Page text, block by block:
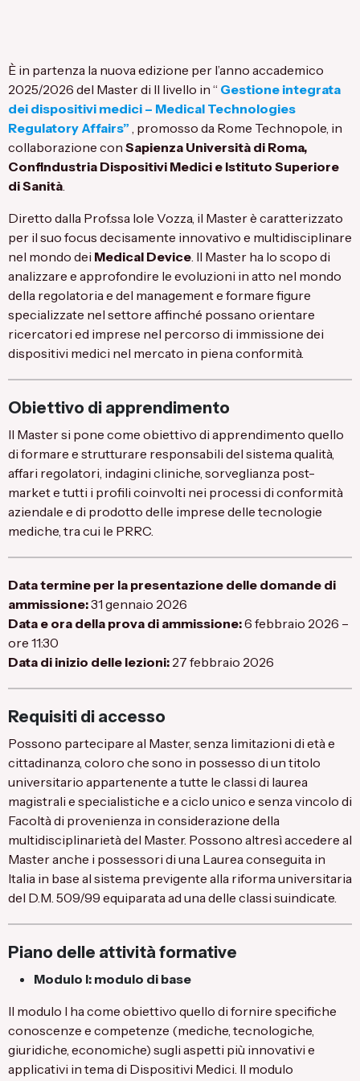
È in partenza la nuova edizione per l’anno accademico
2025/2026 del Master di II livello in “ Gestione integrata
dei dispositivi medici – Medical Technologies
Regulatory Affairs” , promosso da Rome Technopole, in
collaborazione con Sapienza Università di Roma,
Confindustria Dispositivi Medici e Istituto Superiore
di Sanità.
Diretto dalla Prof.ssa Iole Vozza, il Master è caratterizzato
per il suo focus decisamente innovativo e multidisciplinare
nel mondo dei Medical Device. Il Master ha lo scopo di
analizzare e approfondire le evoluzioni in atto nel mondo
della regolatoria e del management e formare figure
specializzate nel settore affinché possano orientare
ricercatori ed imprese nel percorso di immissione dei
dispositivi medici nel mercato in piena conformità.
Obiettivo di apprendimento
Il Master si pone come obiettivo di apprendimento quello
di formare e strutturare responsabili del sistema qualità,
affari regolatori, indagini cliniche, sorveglianza post-
market e tutti i profili coinvolti nei processi di conformità
aziendale e di prodotto delle imprese delle tecnologie
mediche, tra cui le PRRC.
Data termine per la presentazione delle domande di
ammissione:31 gennaio 2026
Data e ora della prova di ammissione:6 febbraio 2026 –
ore 11:30
Data di inizio delle lezioni: 27 febbraio 2026
Requisiti di accesso
Possono partecipare al Master, senza limitazioni di età e
cittadinanza, coloro che sono in possesso di un titolo
universitario appartenente a tutte le classi di laurea
magistrali e specialistiche e a ciclo unico e senza vincolo di
Facoltà di provenienza in considerazione della
multidisciplinarietà del Master. Possono altresì accedere al
Master anche i possessori di una Laurea conseguita in
Italia in base al sistema previgente alla riforma universitaria
del D.M. 509/99 equiparata ad una delle classi suindicate.
Piano delle attività formative
Modulo I: modulo di base
Il modulo I ha come obiettivo quello di fornire specifiche
conoscenze e competenze (mediche, tecnologiche,
giuridiche, economiche) sugli aspetti più innovativi e
applicativi in tema di Dispositivi Medici. Il modulo